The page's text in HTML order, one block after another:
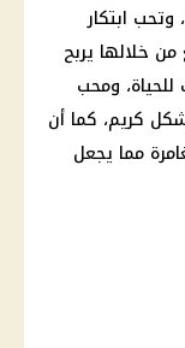
وتحب ابتكار
خلالها يربح
ومحب
كريم، كما أن
مما يجعل